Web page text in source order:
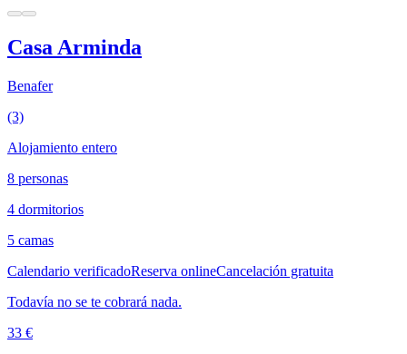
Casa Arminda
Benafer
(3)
Alojamiento entero
8 personas
4 dormitorios
5 camas
Calendario verificadoReserva onlineCancelación gratuita
Todavía no se te cobrará nada.
33 €